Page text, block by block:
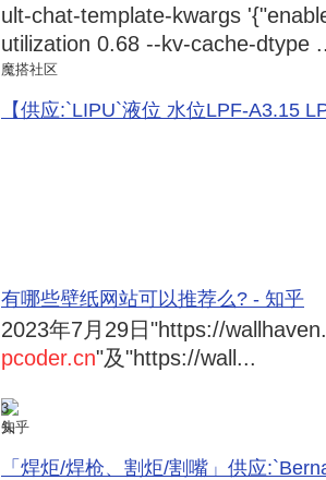
ult-chat-template-kwargs
utilization 0.68 --kv-cache-dtype
魔搭社区
【供应:`LIPU`液位 水位LPF-A3.15
有哪些壁纸网站可以推荐么? - 知乎
2023年7月29日 "https://
pcoder.cn"及"https://wall...
3
知乎
「焊炬/焊枪、割炬/割嘴」供应